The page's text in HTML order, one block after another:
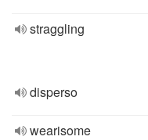
straggling
disperso
wearisome